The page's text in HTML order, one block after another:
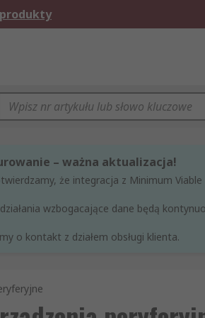
– ważna aktualizacja!
że integracja z Minimum
wzbogacające dane będą
o kontakt z działem obsługi klienta.